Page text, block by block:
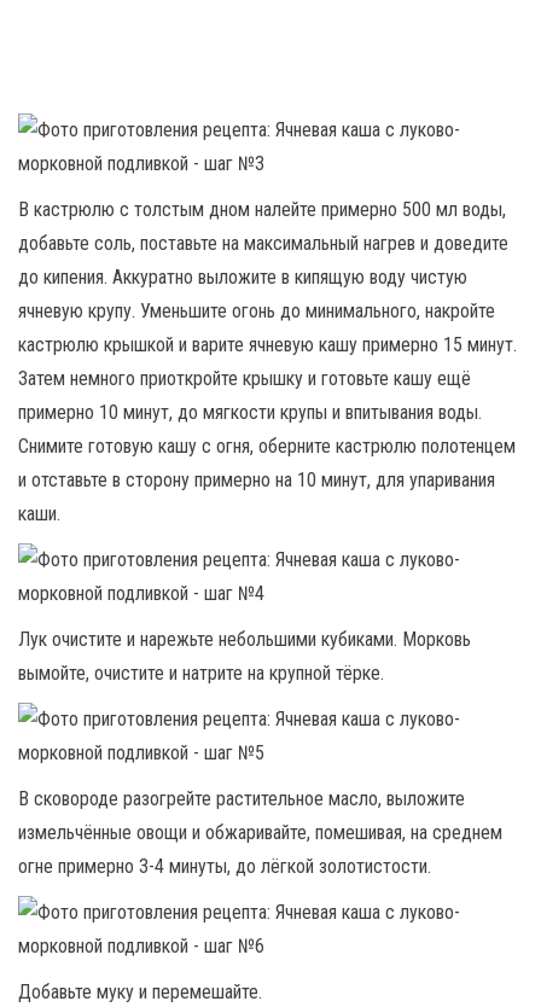
В кастрюлю с толстым дном налейте примерно 500 мл воды,
добавьте соль, поставьте на максимальный нагрев и доведите
до кипения. Аккуратно выложите в кипящую воду чистую
ячневую крупу. Уменьшите огонь до минимального, накройте
кастрюлю крышкой и варите ячневую кашу примерно 15 минут.
Затем немного приоткройте крышку и готовьте кашу ещё
примерно 10 минут, до мягкости крупы и впитывания воды.
Снимите готовую кашу с огня, оберните кастрюлю полотенцем
и отставьте в сторону примерно на 10 минут, для упаривания
каши.
Лук очистите и нарежьте небольшими кубиками. Морковь
вымойте, очистите и натрите на крупной тёрке.
В сковороде разогрейте растительное масло, выложите
измельчённые овощи и обжаривайте, помешивая, на среднем
огне примерно 3-4 минуты, до лёгкой золотистости.
Добавьте муку и перемешайте.